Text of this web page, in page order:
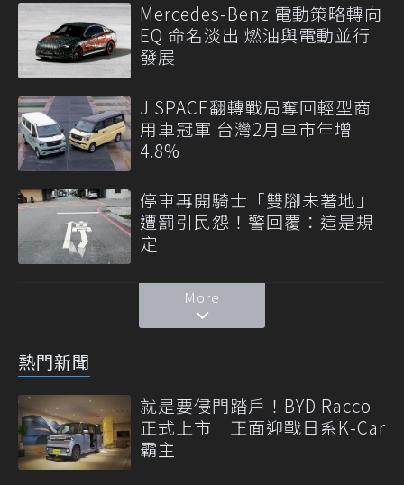
Mercedes-Benz 電動策略轉向
EQ 命名淡出 燃油與電動並行
發展
J SPACE翻轉戰局奪回輕型商
用車冠軍 台灣2月車市年增
4.8%
停車再開騎士「雙腳未著地」
遭罰引民怨！警回覆：這是規
定
More
熱門新聞
就是要侵門踏戶！BYD Racco
正式上市 正面迎戰日系K-Car
霸主